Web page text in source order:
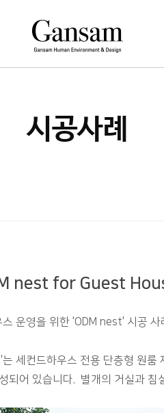
시공사례
nest for Guest
스 운영을 위한 'ODM nest' 시공 사
세컨드하우스 전용 단층형 원룸
되어 있습니다. 별개의 거실과 침